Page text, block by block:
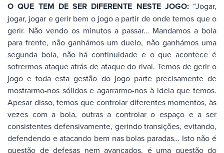
O QUE TEM DE SER DIFERENTE NESTE JOGO: “Jogar,
jogar, jogar e gerir bem o jogo a partir de onde temos que o
gerir. Não vendo os minutos a passar… Mandamos a bola
para frente, não ganhámos um duelo, não ganhámos uma
segunda bola, não há continuidade e o que acontece é
sofrermos ataque atrás de ataque do rival. Temos de gerir o
jogo e toda esta gestão do jogo parte precisamente de
mostrarmo-nos sólidos e agarrarmo-nos à ideia que temos.
Apesar disso, temos que controlar diferentes momentos, às
vezes com a bola, outras a controlar o espaço e a ser
consistentes defensivamente, gerindo transições, evitando,
defendendo e atacando bem nas bolas paradas… Isto não é
questão de defesas nem avançados, é uma questão do